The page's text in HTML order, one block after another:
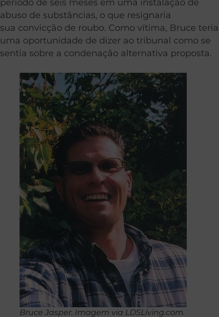
período de seis meses em uma instalação de
abuso de substâncias, o que resignaria
sua convicção de roubo. Como vítima, Bruce teria
uma oportunidade de dizer ao tribunal como se
sentia sobre a condenação alternativa proposta.
Bruce Jasper. Imagem via LDSLiving.com.